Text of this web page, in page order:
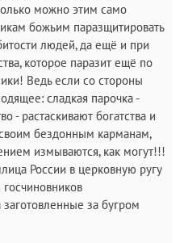
можно этим само
божьим паразщитировать
людей, да ещё и при
которое паразит ещё по
Ведь если со стороны
сладкая парочка -
- растаскивают богатства и
бездонным карманам,
измываются, как могут!!!
России в церковную ругу
за бугром